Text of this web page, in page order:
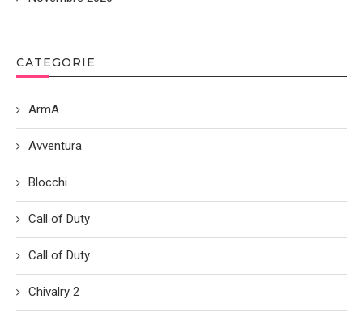
CATEGORIE
ArmA
Avventura
Blocchi
Call of Duty
Call of Duty
Chivalry 2